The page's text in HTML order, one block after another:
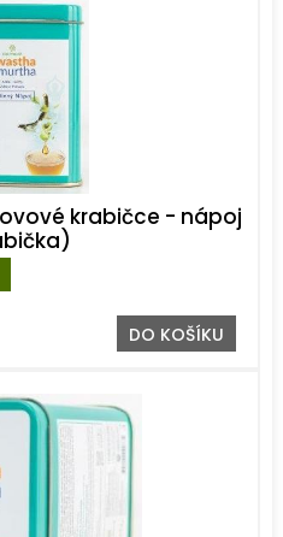
krabičce - nápoj
DO KOŠÍKU